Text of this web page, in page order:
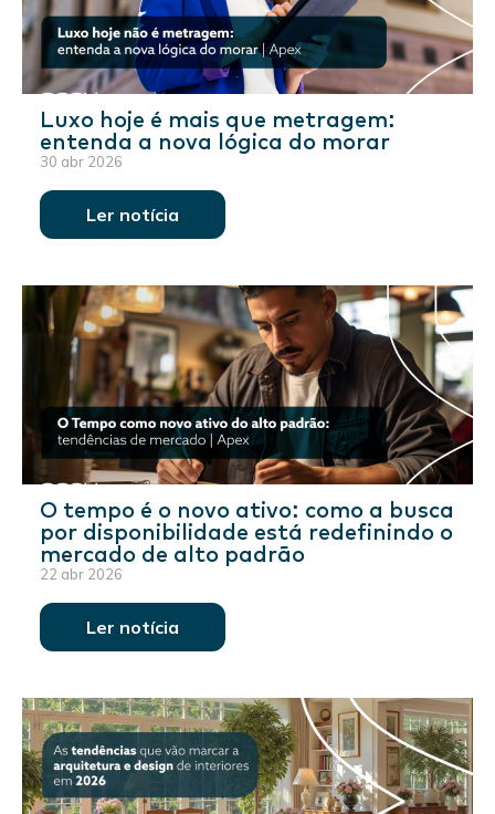
Luxo hoje é mais que metragem:
entenda a nova lógica do morar
30 abr 2026
Ler notícia
O tempo é o novo ativo: como a busca
por disponibilidade está redefinindo o
mercado de alto padrão
22 abr 2026
Ler notícia